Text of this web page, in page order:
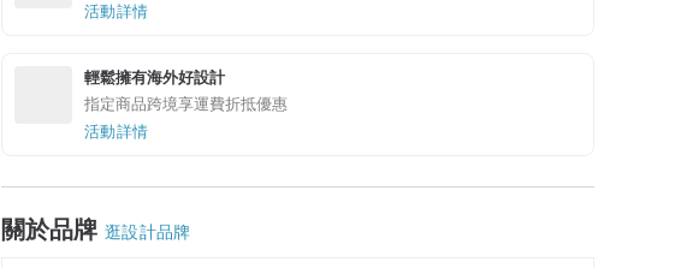
活動詳情
輕鬆擁有海外好設計
指定商品跨境享運費折抵優惠
活動詳情
關於品牌 逛設計品牌